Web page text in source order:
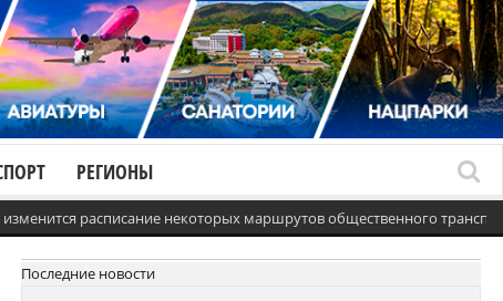
РЕГИОНЫ
расписание некоторых маршрутов общественного
Последние новости